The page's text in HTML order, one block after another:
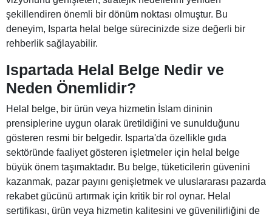
şekillendiren önemli bir dönüm noktası olmuştur. Bu
deneyim, Isparta helal belge sürecinizde size değerli bir
rehberlik sağlayabilir.
Ispartada Helal Belge Nedir ve
Neden Önemlidir?
Helal belge, bir ürün veya hizmetin İslam dininin
prensiplerine uygun olarak üretildiğini ve sunulduğunu
gösteren resmi bir belgedir. Isparta'da özellikle gıda
sektöründe faaliyet gösteren işletmeler için helal belge
büyük önem taşımaktadır. Bu belge, tüketicilerin güvenini
kazanmak, pazar payını genişletmek ve uluslararası pazarda
rekabet gücünü artırmak için kritik bir rol oynar. Helal
sertifikası, ürün veya hizmetin kalitesini ve güvenilirliğini de